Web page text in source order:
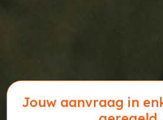
Jouw aanvraag in